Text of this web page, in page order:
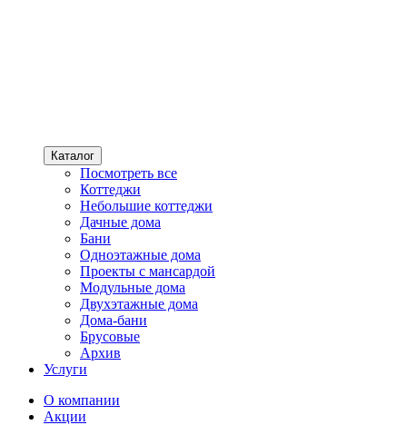
Каталог
Посмотреть все
Коттеджи
Небольшие коттеджи
Дачные дома
Бани
Одноэтажные дома
Проекты с мансардой
Модульные дома
Двухэтажные дома
Дома-бани
Брусовые
Архив
Услуги
О компании
Акции